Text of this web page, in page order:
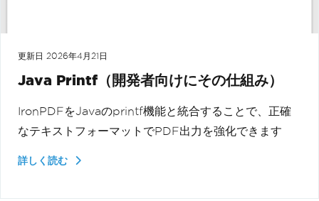
更新日 2026年4月21日
Java Printf（開発者向けにその仕組み）
IronPDFをJavaのprintf機能と統合することで、正確
なテキストフォーマットでPDF出力を強化できます
詳しく読む